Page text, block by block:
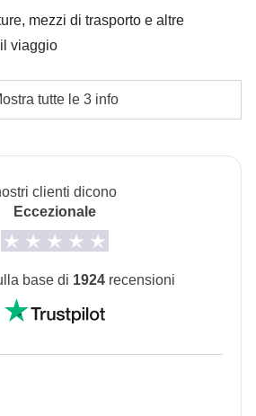
sul fiume Vjosa
eventuali pedaggi e parcheggi
e la relativa quota parte del
attività pagate con la Cassa Comune
locali terzi e valgono le loro
non interviene nella gestione né
coordinatore
mezzi di trasporto e altre
viaggio
privata è disponibile fino a
e trasporti locali ove necessario.
private
tutte le 3 info
clienti dicono
Eccezionale
base di 1924 recensioni